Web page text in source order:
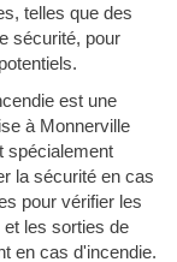
telles que des
sécurité, pour
est une
à Monnerville
spécialement
la sécurité en cas
pour vérifier les
les sorties de
en cas d'incendie.